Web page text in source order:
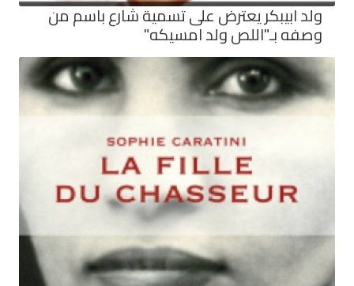
ولد ابيبكر يعترض على تسمية شارع باسم من
وصفه بـ"اللص ولد امسيكه"